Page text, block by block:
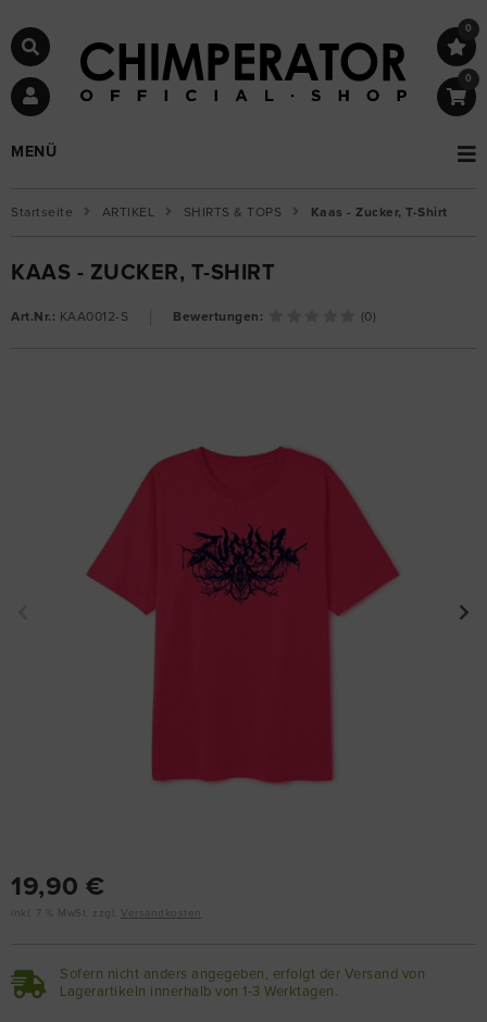
0
0
MENÜ
Startseite ARTIKEL SHIRTS & TOPS Kaas - Zucker, T-Shirt
KAAS - ZUCKER, T-SHIRT
Art.Nr.: KAA0012-S Bewertungen: (0)
19,90 €
inkl. 7 % MwSt. zzgl. Versandkosten
Sofern nicht anders angegeben, erfolgt der Versand von
Lagerartikeln innerhalb von 1-3 Werktagen.